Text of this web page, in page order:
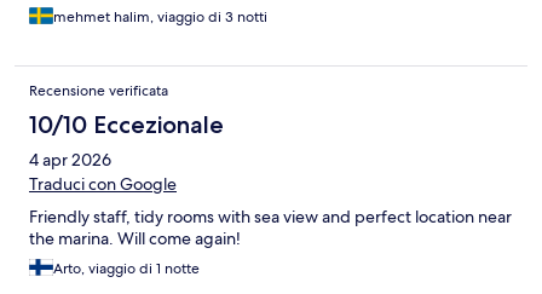
mehmet halim, viaggio di 3 notti
Recensione verificata
10/10 Eccezionale
4 apr 2026
Traduci con Google
Friendly staff, tidy rooms with sea view and perfect location near
the marina. Will come again!
Arto, viaggio di 1 notte